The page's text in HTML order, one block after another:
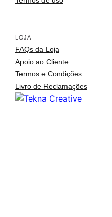
o fotógrafo
arquitetos
arquivo fotográfico
LOJA
FAQs da Loja
Apoio ao Cliente
Termos e Condições
Livro de Reclamações